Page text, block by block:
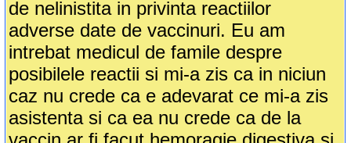
de nelinistita in privinta reactiilor
adverse date de vaccinuri. Eu am
intrebat medicul de famile despre
posibilele reactii si mi-a zis ca in niciun
caz nu crede ca e adevarat ce mi-a zis
asistenta si ca ea nu crede ca de la